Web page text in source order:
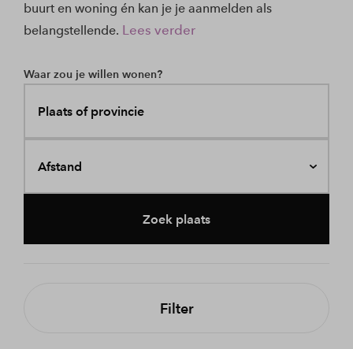
buurt en woning én kan je je aanmelden als
belangstellende. Lees verder
Waar zou je willen wonen?
Plaats of provincie
Afstand
Zoek plaats
Filter